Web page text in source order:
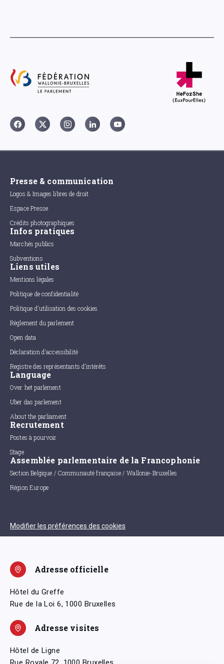
Presse & communication
Logos & Images libres de droit
Espace Presse
Crédits photographiques
Infos pratiques
Marchés publics
Subventions
Liens utiles
Mentions légales
Politique de confidentialité
Politique d'utilisation des cookies
Règlement du parlement
Open data
Déclaration d'accessibilité
Registre des représentants d'intérêts
Language
Over het parlement
Uber das parlement
About the parliament
Recrutement
Postes à pourvoir
Stage
Assemblée parlementaire de la Francophonie
Section Belgique / Communauté française / Wallonie-Bruxelles
Région Europe
Modifier les préférences des cookies
Adresse officielle
Hôtel du Greffe
Rue de la Loi 6, 1000 Bruxelles
Adresse visites
Hôtel de Ligne